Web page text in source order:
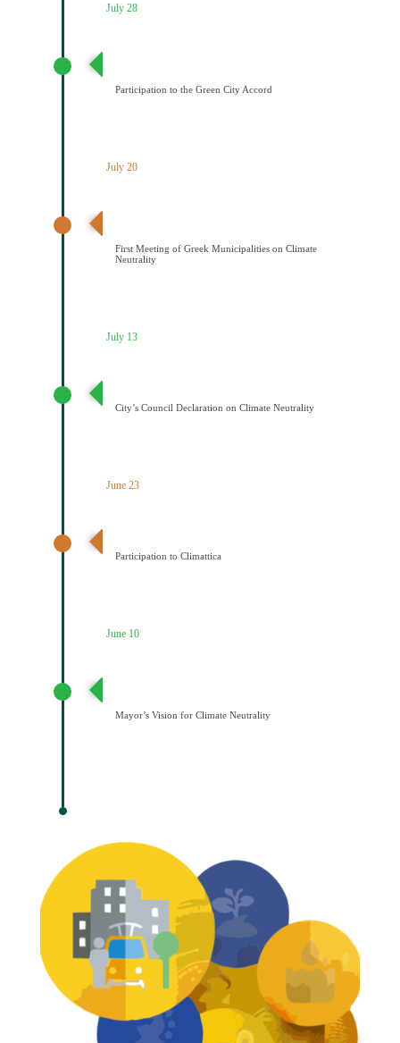
July 28
Participation to the Green City Accord
July 20
First Meeting of Greek Municipalities on Climate
Neutrality
July 13
City’s Council Declaration on Climate Neutrality
June 23
Participation to Climattica
June 10
Mayor’s Vision for Climate Neutrality